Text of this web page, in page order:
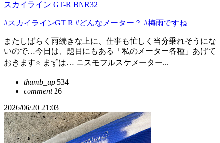
スカイライン GT-R BNR32
#スカイラインGT-R #どんなメーター？ #梅雨ですね
またしばらく雨続きな上に、仕事も忙しく当分乗れそうにな
いので…今日は、題目にもある「私のメーター各種」あげて
おきます⭐️ まずは… ニスモフルスケメーター...
thumb_up 534
comment26
2026/06/20 21:03